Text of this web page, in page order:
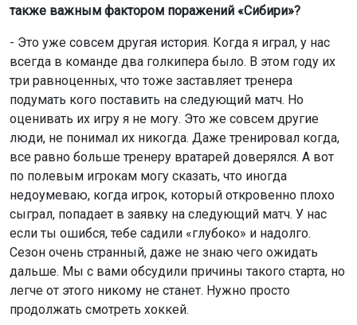
также важным фактором поражений «Сибири»?
- Это уже совсем другая история. Когда я играл, у нас
всегда в команде два голкипера было. В этом году их
три равноценных, что тоже заставляет тренера
подумать кого поставить на следующий матч. Но
оценивать их игру я не могу. Это же совсем другие
люди, не понимал их никогда. Даже тренировал когда,
все равно больше тренеру вратарей доверялся. А вот
по полевым игрокам могу сказать, что иногда
недоумеваю, когда игрок, который откровенно плохо
сыграл, попадает в заявку на следующий матч. У нас
если ты ошибся, тебе садили «глубоко» и надолго.
Сезон очень странный, даже не знаю чего ожидать
дальше. Мы с вами обсудили причины такого старта, но
легче от этого никому не станет. Нужно просто
продолжать смотреть хоккей.